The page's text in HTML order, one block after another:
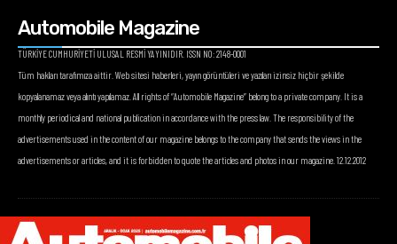
Automobile Magazine
TÜRKİYE CUMHURİYETİ ULUSAL RESMİ YAYINIDIR. ISSN NO: 2148-0001
Tüm hakları tarafımıza aittir. Web sitesi haberleri, yayın görüntüleri ve yazıları izinsiz hiçbir şekilde
kopyalanamaz veya alıntı yapılamaz. All rights of “Automobile Magazine” belong to a private company. It is a
monthly periodical and national publication in accordance with the press law. The responsibility of the
advertisements used in the content of our magazine belongs to the company that sends the views in the
advertisements or articles, and it is forbidden to quote the articles and photos in our magazine. 12.12.2012